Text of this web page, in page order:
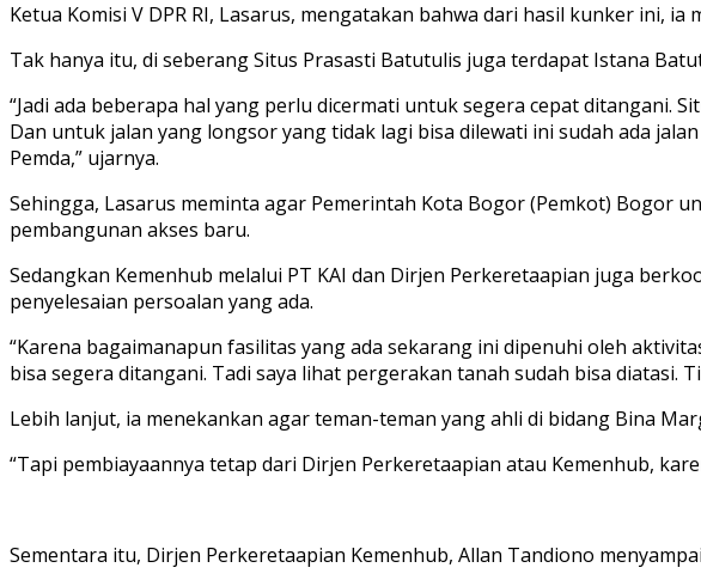
Ketua Komisi V DPR RI, Lasarus, mengatakan bahwa dari hasil kunker ini,
Tak hanya itu, di seberang Situs Prasasti Batutulis juga terdapat Istana
“Jadi ada beberapa hal yang perlu dicermati untuk segera cepat ditangani.
Dan untuk jalan yang longsor yang tidak lagi bisa dilewati ini sudah ada
Pemda,” ujarnya.
Sehingga, Lasarus meminta agar Pemerintah Kota Bogor (Pemkot) Bogor
pembangunan akses baru.
Sedangkan Kemenhub melalui PT KAI dan Dirjen Perkeretaapian juga
penyelesaian persoalan yang ada.
“Karena bagaimanapun fasilitas yang ada sekarang ini dipenuhi oleh
bisa segera ditangani. Tadi saya lihat pergerakan tanah sudah bisa diatasi.
Lebih lanjut, ia menekankan agar teman-teman yang ahli di bidang Bina
“Tapi pembiayaannya tetap dari Dirjen Perkeretaapian atau Kemenhub,
Sementara itu, Dirjen Perkeretaapian Kemenhub, Allan Tandiono